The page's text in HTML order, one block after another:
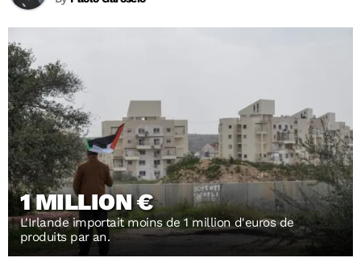
1 MILLION €
L'Irlande importait moins de 1 million d'euros de
produits par an.